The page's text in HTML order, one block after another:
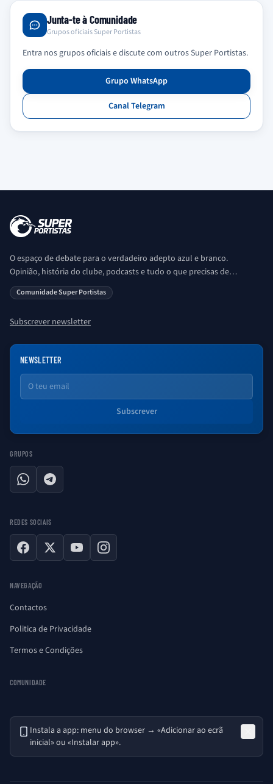
Junta-te à Comunidade
Grupos oficiais Super Portistas
Entra nos grupos oficiais e discute com outros Super Portistas.
Grupo WhatsApp
Canal Telegram
O espaço de debate para o verdadeiro adepto azul e branco.
Opinião, história do clube, podcasts e tudo o que precisas de
saber sobre o universo Porto. Ser Porto é aqui!
Comunidade Super Portistas
Subscrever newsletter
NEWSLETTER
Email
Subscrever
GRUPOS
WhatsAppTelegram
REDES SOCIAIS
Facebook
X YouTubeInstagram
NAVEGAÇÃO
Contactos
Politica de Privacidade
Termos e Condições
COMUNIDADE
Instala a app: menu do browser → «Adicionar ao ecrã
inicial» ou «Instalar app».